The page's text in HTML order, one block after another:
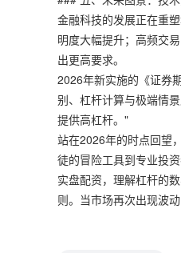
金融科技的发展正在重
明度大幅提升；高频交
出更高要求。
2026年新实施的《证券
别、杠杆计算与极端情
提供高杠杆。"
站在2026年的时点回望
徒的冒险工具到专业投
实盘配资，理解杠杆的
则。当市场再次出现波